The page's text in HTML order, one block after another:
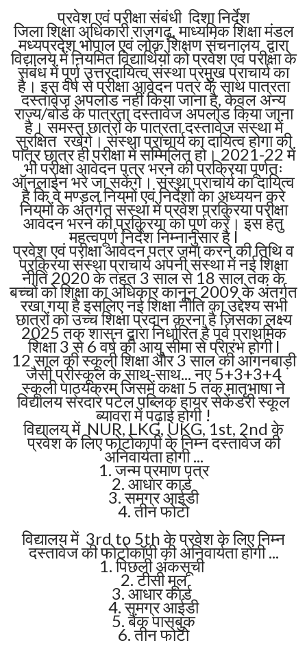
प्रवेश एवं परीक्षा संबंधी दिशा निर्देश
जिला शिक्षा अधिकारी राजगढ़, माध्यमिक शिक्षा मंडल
मध्यप्रदेश भोपाल एवं लोक शिक्षण संचनालय द्वारा
विद्यालय में नियमित विद्यार्थियों को प्रवेश एवं परीक्षा के
संबंध में पूर्ण उत्तरदायित्व संस्था प्रमुख प्राचार्य का
है। इस वर्ष से परीक्षा आवेदन पत्र के साथ पात्रता
दस्तावेज अपलोड नहीं किया जाना है, केवल अन्य
राज्य/बोर्ड के पात्रता दस्तावेज अपलोड किया जाना
है। समस्त छात्रों के पात्रता दस्तावेज संस्था में
सुरक्षित रखेंगे। संस्था प्राचार्य का दायित्व होगा की
पात्र छात्र ही परीक्षा में सम्मिलित हो। 2021-22 में
भी परीक्षा आवेदन पत्र भरने की प्रक्रिया पूर्णतः
ऑनलाईन भरे जा सकेंगे। संस्था प्राचार्य का दायित्व
है कि वे मण्डल नियमों एवं निर्देशों का अध्ययन करे
नियमों के अंतर्गत संस्था में प्रवेश प्रक्रिया परीक्षा
आवेदन भरने की प्रक्रिया को पूर्ण करें। इस हेतु
महत्वपूर्ण निर्देश निम्नानुसार है l
प्रवेश एवं परीक्षा आवेदन पत्र जमा करने की तिथि व
प्रक्रिया संस्था प्राचार्य अपनी संस्था में नई शिक्षा
नीति 2020 के तहत 3 साल से 18 साल तक के
बच्चों को शिक्षा का अधिकार कानून 2009 के अंतर्गत
रखा गया है इसलिए नई शिक्षा नीति का उद्देश्य सभी
छात्रों को उच्च शिक्षा प्रदान करना है जिसका लक्ष्य
2025 तक शासन द्वारा निर्धारित है पूर्व प्राथमिक
शिक्षा 3 से 6 वर्ष की आयु सीमा से प्रारंभ होगी l
12 साल की स्कूली शिक्षा और 3 साल की आंगनबाड़ी
जैसी प्रीस्कूल के साथ-साथ... नए 5+3+3+4
स्कूली पाठ्यक्रम जिसमें कक्षा 5 तक मातृभाषा ने
विद्यालय सरदार पटेल पब्लिक हायर सेकेंडरी स्कूल
ब्यावरा में पढ़ाई होगी !
विद्यालय में NUR, LKG, UKG, 1st, 2nd के
प्रवेश के लिए फोटोकापी के निम्न दस्तावेज की
अनिवार्यता होगी ...
1. जन्म प्रमाण पत्र
2. आधार कार्ड
3. समग्र आईडी
4. तीन फोटो
विद्यालय में 3rd to 5th के प्रवेश के लिए निम्न
दस्तावेज की फोटोकॉपी की अनिवार्यता होगी ...
1. पिछली अंकसूची
2. टीसी मूल
3. आधार कार्ड
4. समग्र आईडी
5. बैंक पासबुक
6. तीन फोटो